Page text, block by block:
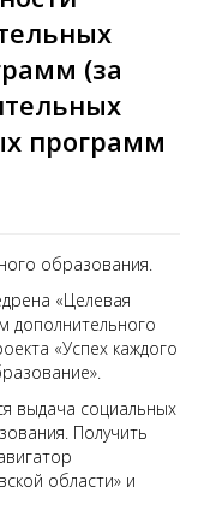
(за
программ
образования.
«Целевая
дополнительного
«Успех каждого
выдача социальных
Получить
области» и